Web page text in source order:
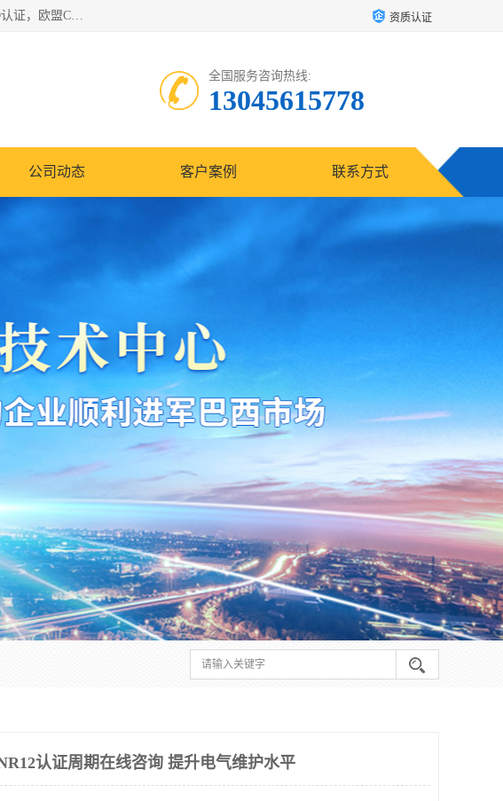
*是一家的测试、评估、检查与认机构，主要从事巴西NR10认证、NR12认证、NR13认证；ANATEL认证、INMTRO认证，欧盟CE认证：MD认证，PED认证，MID认证，ATEX认证，德国蓝色天使认证。 资质认证
全国服务咨询热线:
13045615778
公司动态 客户案例 联系方式
认证周期在线咨询 提升电气维护水平